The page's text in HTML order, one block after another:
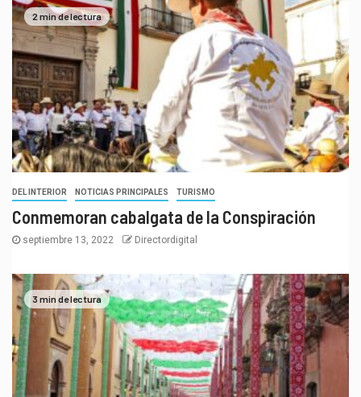
2 min de lectura
DEL INTERIOR NOTICIAS PRINCIPALES TURISMO
Conmemoran cabalgata de la Conspiración
septiembre 13, 2022 Directordigital
3 min de lectura